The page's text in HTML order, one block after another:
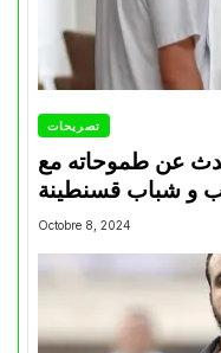
تصريحات
عن طموحاته مع
و شباب قسنطينة
Octobre 8, 2024